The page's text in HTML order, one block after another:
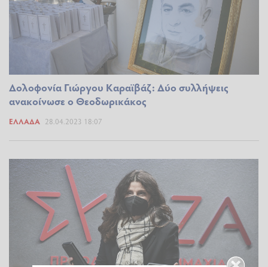
Δολοφονία Γιώργου Καραϊβάζ: Δύο συλλήψεις
ανακοίνωσε ο Θεοδωρικάκος
ΕΛΛΆΔΑ 28.04.2023 18:07